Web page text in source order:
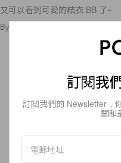
又可以看到可愛的結衣 BB 了~
By
訂閱我
訂閱我們的 Newsletter，
聞和